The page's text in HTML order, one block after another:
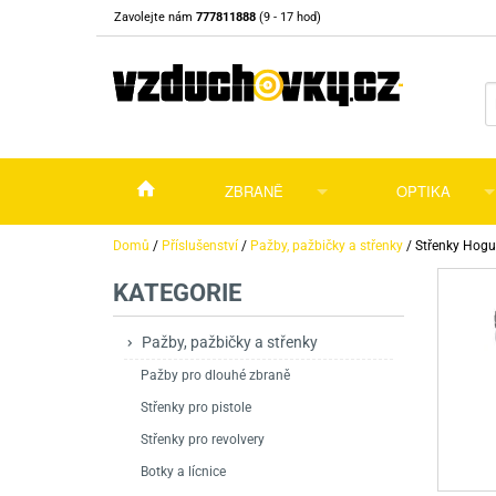
Zavolejte nám 777811888 (9 - 17 hod)
ZBRANĚ
Vzduchovky Vzduchovky na
Vzduchové pistole a revolvery
Plynové pistole a revolvery
Perkusní zbraně
Nože
OPTIKA
Puškohledy
Domů / Příslušenství / Pažby, pažbičky a střenky / Střenky
KATEGORIE
Pažby, pažbičky a střenky
Pažby pro dlouhé zbraně
Střenky pro pistole
Střenky pro revolvery
Botky a lícnice